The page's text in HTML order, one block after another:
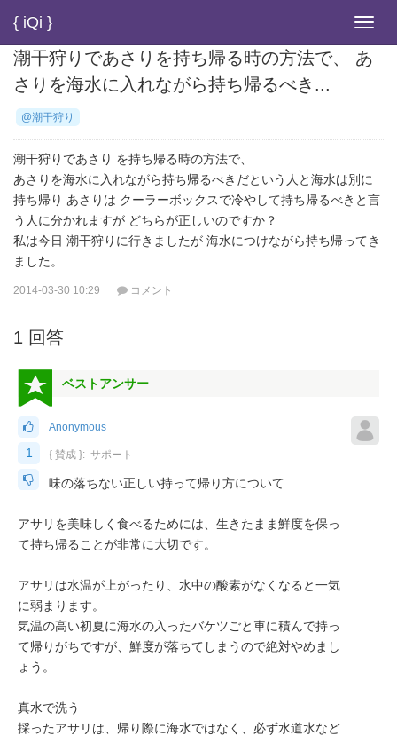
{ iQi }
潮干狩りであさりを持ち帰る時の方法で、 あ
さりを海水に入れながら持ち帰るべき...
@潮干狩り
潮干狩りであさり を持ち帰る時の方法で、
あさりを海水に入れながら持ち帰るべきだという人と海水は別に
持ち帰り あさりは クーラーボックスで冷やして持ち帰るべきと言
う人に分かれますが どちらが正しいのですか？
私は今日 潮干狩りに行きましたが 海水につけながら持ち帰ってき
ました。
2014-03-30 10:29 コメント
1 回答
ベストアンサー
1
Anonymous
{ 賛成 }: サポート
味の落ちない正しい持って帰り方について
アサリを美味しく食べるためには、生きたまま鮮度を保っ
て持ち帰ることが非常に大切です。
アサリは水温が上がったり、水中の酸素がなくなると一気
に弱まります。
気温の高い初夏に海水の入ったバケツごと車に積んで持っ
て帰りがちですが、鮮度が落ちてしまうので絶対やめまし
ょう。
真水で洗う
採ったアサリは、帰り際に海水ではなく、必ず水道水など